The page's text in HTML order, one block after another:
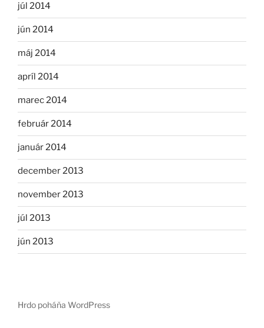
júl 2014
jún 2014
máj 2014
apríl 2014
marec 2014
február 2014
január 2014
december 2013
november 2013
júl 2013
jún 2013
Hrdo poháňa WordPress